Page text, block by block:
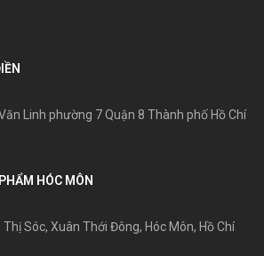
Linh phường 7 Quận 8 Thành phố Hồ Chí
HÓC MÔN
Sóc, Xuân Thới Đông, Hóc Môn, Hồ Chí